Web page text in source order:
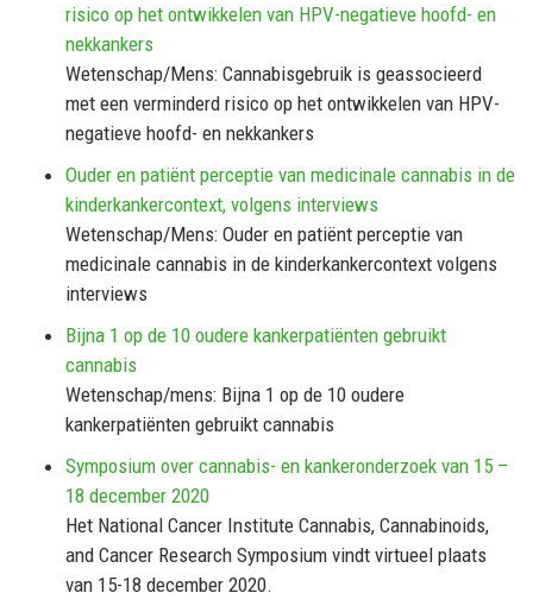
risico op het ontwikkelen van HPV-negatieve hoofd- en
nekkankers
Wetenschap/Mens: Cannabisgebruik is geassocieerd
met een verminderd risico op het ontwikkelen van HPV-
negatieve hoofd- en nekkankers
Ouder en patiënt perceptie van medicinale cannabis in de
kinderkankercontext, volgens interviews
Wetenschap/Mens: Ouder en patiënt perceptie van
medicinale cannabis in de kinderkankercontext volgens
interviews
Bijna 1 op de 10 oudere kankerpatiënten gebruikt
cannabis
Wetenschap/mens: Bijna 1 op de 10 oudere
kankerpatiënten gebruikt cannabis
Symposium over cannabis- en kankeronderzoek van 15 –
18 december 2020
Het National Cancer Institute Cannabis, Cannabinoids,
and Cancer Research Symposium vindt virtueel plaats
van 15-18 december 2020.